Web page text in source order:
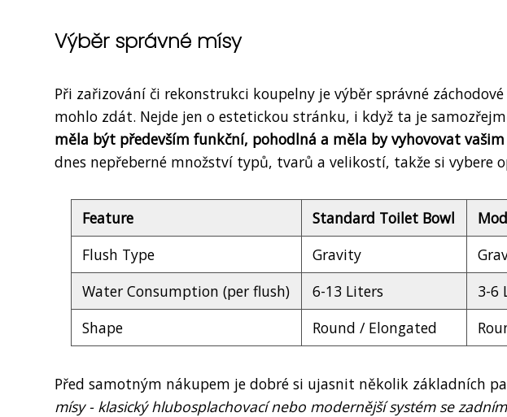
Výběr správné mísy
Při zařizování či rekonstrukci koupelny je výběr správné
mohlo zdát. Nejde jen o estetickou stránku, i když ta je
měla být především funkční, pohodlná a měla by vyhovovat
dnes nepřeberné množství typů, tvarů a velikostí, takže si vybere
Feature Standard Toilet Bowl
Flush Type
Gravity
Water Consumption (per flush)
6-13 Liters
3-6
Shape
Round / Elongated
Před samotným nákupem je dobré si ujasnit několik základních
mísy - klasický hlubosplachovací nebo modernější systém se